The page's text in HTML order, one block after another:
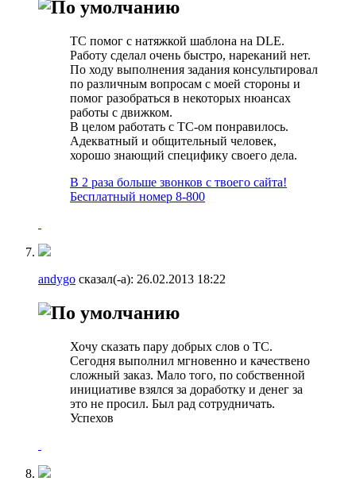
ТС помог с натяжкой шаблона на DLE.
Работу сделал очень быстро, нареканий нет.
По ходу выполнения задания консультировал
по различным вопросам с моей стороны и
помог разобраться в некоторых нюансах
работы с движком.
В целом работать с ТС-ом понравилось.
Адекватный и общительный человек,
хорошо знающий специфику своего дела.
В 2 раза больше звонков с твоего сайта!
Бесплатный номер 8-800
andygo сказал(-а): 26.02.2013 18:22
Хочу сказать пару добрых слов о ТС.
Сегодня выполнил мгновенно и качествено
сложный заказ. Мало того, по собственной
инициативе взялся за доработку и денег за
это не просил. Был рад сотрудничать.
Успехов